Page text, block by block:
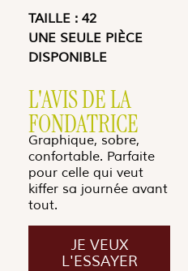
TAILLE : 42
UNE SEULE PIÈCE
DISPONIBLE
L'AVIS DE LA
FONDATRICE
Graphique, sobre,
confortable. Parfaite
pour celle qui veut
kiffer sa journée avant
tout.
JE VEUX
L'ESSAYER